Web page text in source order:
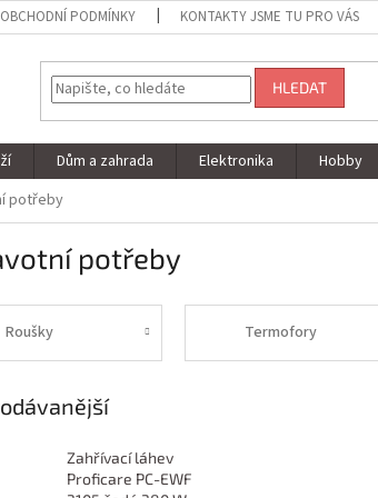
OBCHODNÍ PODMÍNKY KONTAKTY JSME TU PRO VÁS
HLEDAT
Dům a zahrada Elektronika Hobby
potřeby
potřeby
Roušky Termofory
Zahřívací láhev
Proficare PC-EWF